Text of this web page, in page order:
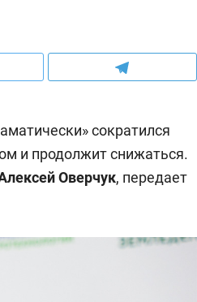
сократился
и продолжит снижаться.
Оверчук, передает